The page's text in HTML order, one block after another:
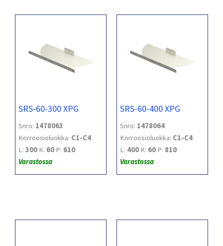
SRS-60-300 XPG
Snro: 1478063
Korroosioluokka: C1-C4
L: 300 K: 60 P: 610
Varastossa
SRS-60-400 XPG
Snro: 1478064
Korroosioluokka: C1-C4
L: 400 K: 60 P: 810
Varastossa